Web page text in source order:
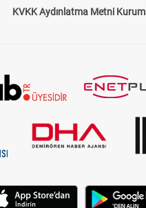
KVKK Aydınlatma Metni